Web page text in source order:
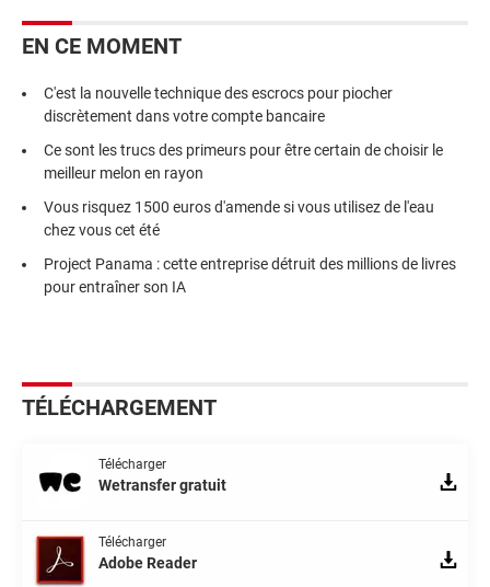
EN CE MOMENT
C'est la nouvelle technique des escrocs pour piocher
discrètement dans votre compte bancaire
Ce sont les trucs des primeurs pour être certain de choisir le
meilleur melon en rayon
Vous risquez 1500 euros d'amende si vous utilisez de l'eau
chez vous cet été
Project Panama : cette entreprise détruit des millions de livres
pour entraîner son IA
TÉLÉCHARGEMENT
Télécharger
Wetransfer gratuit
Télécharger
Adobe Reader